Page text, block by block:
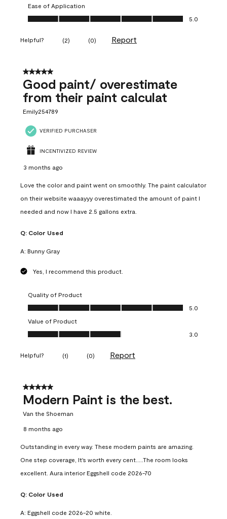
Ease of Application
Ease of Application, 5.0 out of 5
5.0
Helpful? (2) (0) Report
5 out of 5 stars.
Good paint/ overestimate
from their paint calculat
Emily254789
VERIFIED PURCHASER
INCENTIVIZED REVIEW
3 months ago
Love the color and paint went on smoothly. The paint calculator
on their website waaayyy overestimated the amount of paint I
needed and now I have 2.5 gallons extra.
Q: Color Used
A: Bunny Gray
Yes, I recommend this product.
Quality of Product
Quality of Product, 5.0 out of 5
5.0
Value of Product
Value of Product, 3.0 out of 5
3.0
Helpful? (1) (0) Report
5 out of 5 stars.
Modern Paint is the best.
Van the Shoeman
8 months ago
Outstanding in every way. These modern paints are amazing.
One step coverage, It's worth every cent.....The room looks
excellent. Aura interior Eggshell code 2026-70
Q: Color Used
A: Eggshell code 2026-20 white.